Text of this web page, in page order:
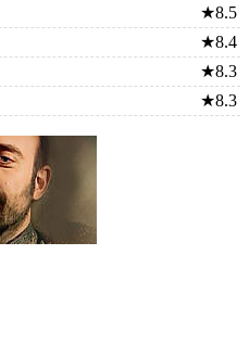
★8.5
★8.4
★8.3
★8.3